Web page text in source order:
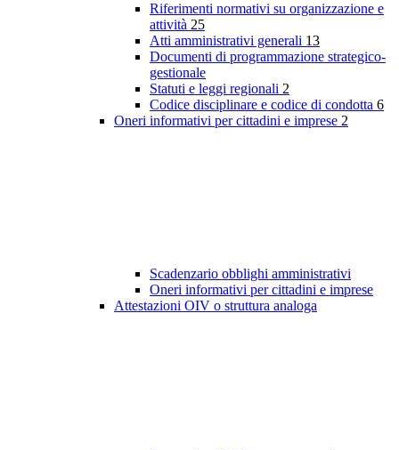
Riferimenti normativi su organizzazione e
attività 25
Atti amministrativi generali 13
Documenti di programmazione strategico-
gestionale
Statuti e leggi regionali 2
Codice disciplinare e codice di condotta 6
Oneri informativi per cittadini e imprese 2
Scadenzario obblighi amministrativi
Oneri informativi per cittadini e imprese
Attestazioni OIV o struttura analoga